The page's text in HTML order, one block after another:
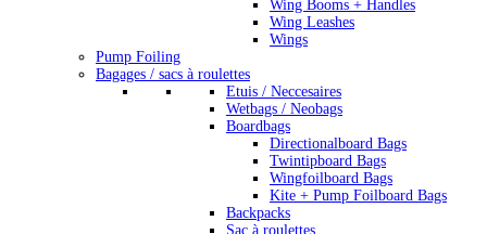
Wing Booms + Handles
Wing Leashes
Wings
Pump Foiling
Bagages / sacs à roulettes
Etuis / Neccesaires
Wetbags / Neobags
Boardbags
Directionalboard Bags
Twintipboard Bags
Wingfoilboard Bags
Kite + Pump Foilboard Bags
Backpacks
Sac à roulettes